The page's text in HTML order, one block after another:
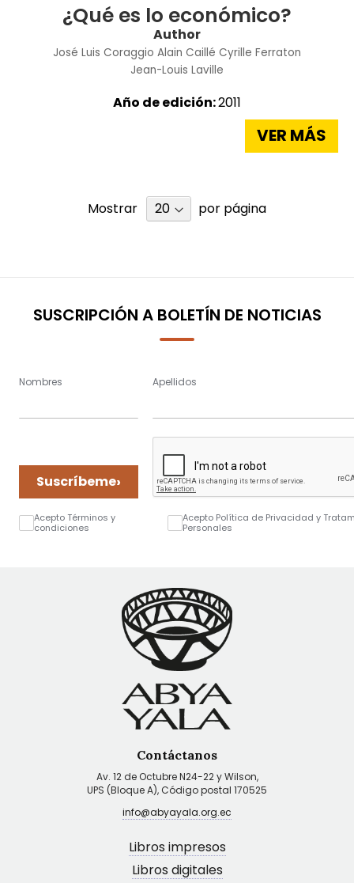
¿Qué es lo económico?
Author
José Luis Coraggio Alain Caillé Cyrille Ferraton
Jean-Louis Laville
Año de edición:2011
VER MÁS
Mostrar por página
SUSCRIPCIÓN A BOLETÍN DE NOTICIAS
Nombres Apellidos
Suscríbeme›
Acepto Términos y
condiciones
Acepto Política de Privacidad y
Personales
Contáctanos
Av. 12 de Octubre N24-22 y Wilson,
UPS (Bloque A), Código postal 170525
info@abyayala.org.ec
Libros impresos
Libros digitales